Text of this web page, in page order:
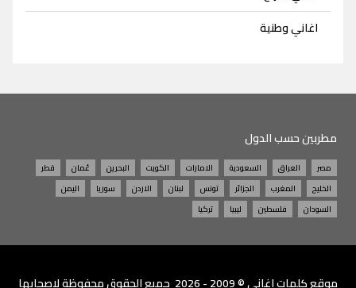
اغاني وطنية
مطربين حسب الدول
مصر العراق السعودية الامارات الكويت البحرين عُمان
قطر
الخليج
المغرب الجزائر تونس لبنان الاردن سوريا
اليمن
السودان
فلسطين ليبيا تركيا
موقعكلمات اغاني © 2009 - 2026 جميع الحقوق محفوظة لاصحابها